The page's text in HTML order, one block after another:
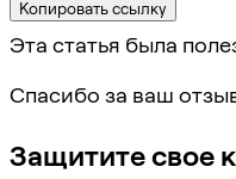
Копировать ссылку
Эта статья была
Спасибо за ваш
Защитите свое